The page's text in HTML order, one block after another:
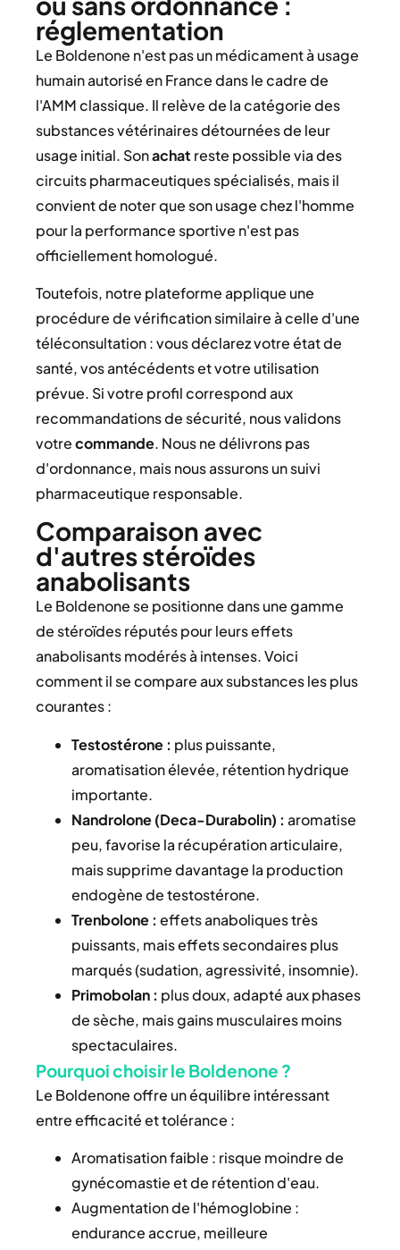
réglementation
Le Boldenone n'est pas un médicament à usage
humain autorisé en France dans le cadre de
l'AMM classique. Il relève de la catégorie des
substances vétérinaires détournées de leur
usage initial. Sonachat reste possible via des
circuits pharmaceutiques spécialisés, mais il
convient de noter que son usage chez l'homme
pour la performance sportive n'est pas
officiellement homologué.
Toutefois, notre plateforme applique une
procédure de vérification similaire à celle d'une
téléconsultation : vous déclarez votre état de
santé, vos antécédents et votre utilisation
prévue. Si votre profil correspond aux
recommandations de sécurité, nous validons
votrecommande. Nous ne délivrons pas
d'ordonnance, mais nous assurons un suivi
pharmaceutique responsable.
Comparaison avec
d'autres stéroïdes
anabolisants
Le Boldenone se positionne dans une gamme
de stéroïdes réputés pour leurs effets
anabolisants modérés à intenses. Voici
comment il se compare aux substances les plus
courantes :
Testostérone : plus puissante,
aromatisation élevée, rétention hydrique
importante.
Nandrolone (Deca-Durabolin) : aromatise
peu, favorise la récupération articulaire,
mais supprime davantage la production
endogène de testostérone.
Trenbolone : effets anaboliques très
puissants, mais effets secondaires plus
marqués (sudation, agressivité, insomnie).
Primobolan : plus doux, adapté aux phases
de sèche, mais gains musculaires moins
spectaculaires.
Pourquoi choisir le Boldenone ?
Le Boldenone offre un équilibre intéressant
entre efficacité et tolérance :
Aromatisation faible : risque moindre de
gynécomastie et de rétention d'eau.
Augmentation de l'hémoglobine :
endurance accrue, meilleure